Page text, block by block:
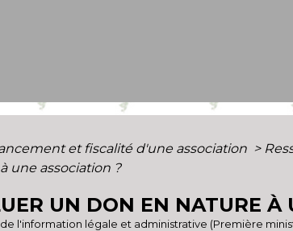
et fiscalité d'une association >
une association ?
UN DON EN NATURE À
l'information légale et administrative (Première